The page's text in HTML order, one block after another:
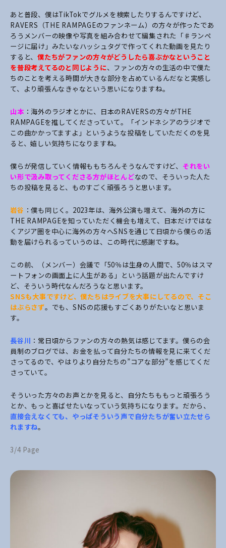
あと普段、僕はTikTokでグルメを検索したりするんですけど、
RAVERS（THE RAMPAGEのファンネーム）の方々が作ったであ
ろうメンバーの映像や写真を組み合わせて編集された「♯ランペ
ージに届け」みたいなハッシュタグで作ってくれた動画を見たり
すると、 僕たちがファンの方々がどうしたら喜ぶかなということ
を普段考えてるのと同じように、ファンの方々の生活の中で僕た
ちのことを考える時間が大きな部分を占めているんだなと実感し
て、より頑張んなきゃなという思いになりますね。
山本：海外のラジオとかに、日本のRAVERSの方々がTHE
RAMPAGEを推してくださっていて。「インドネシアのラジオで
この曲かかってますよ」というような投稿をしていただくのを見
ると、嬉しい気持ちになりますね。
僕らが発信していく情報ももちろんそうなんですけど、 それをい
い形で汲み取ってくださる方がほとんどなので、そういった人た
ちの投稿を見ると、ものすごく頑張ろうと思います。
岩谷 ：僕も同じく。2023年は、海外公演も増えて、海外の方に
THE RAMPAGEを知っていただく機会も増えて、日本だけではな
くアジア圏を中心に海外の方々へSNSを通じて日頃から僕らの活
動を届けられるっていうのは、この時代に感謝ですね。
この前、（メンバー）会議で「50％は生身の人間で、50％はスマ
ートフォンの画面上に人生がある」という話題が出たんですけ
ど、そういう時代なんだろうなと思います。
SNSも大事ですけど、僕たちはライブを大事にしてるので、そこ
はぶらさず。でも、SNSの応援もすごくありがたいなと思いま
す。
長谷川 ：常日頃からファンの方々の熱気は感じてます。僕らの会
員制のブログでは、お金を払って自分たちの情報を見に来てくだ
さってるので、やはりより自分たちの”コアな部分”を感じてくだ
さっていて。
そういった方々のお声とかを見ると、自分たちももっと頑張ろう
とか、もっと喜ばせたいなっていう気持ちになります。だから、
直接会えなくても、やっぱそういう声で自分たちが奮い立たせら
れますね。
3/4 Page